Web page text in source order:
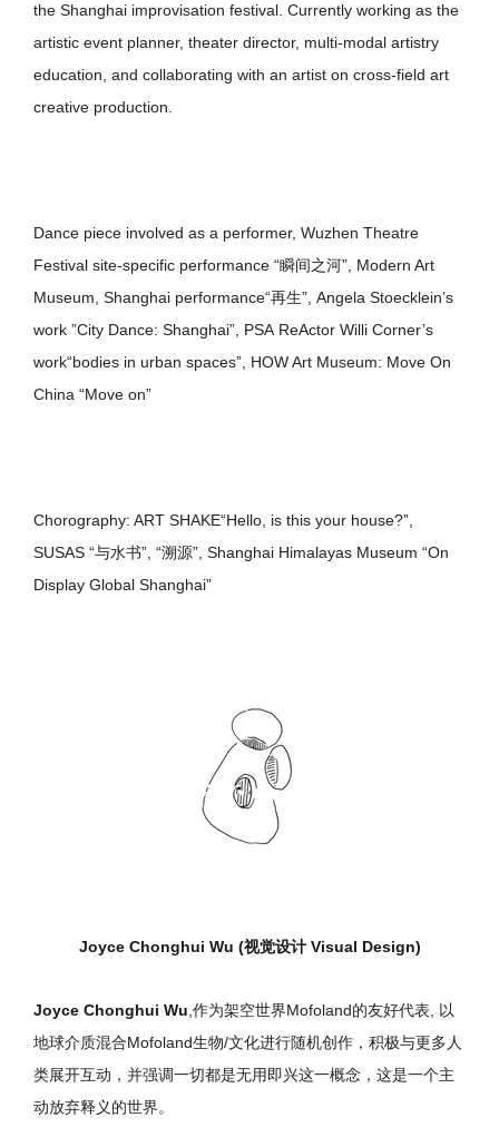
the Shanghai improvisation festival. Currently working as the
artistic event planner, theater director, multi-modal artistry
education, and collaborating with an artist on cross-field art
creative production.
Dance piece involved as a performer, Wuzhen Theatre
Festival site-specific performance “瞬间之河”, Modern Art
Museum, Shanghai performance“再生”, Angela Stoecklein’s
work ”City Dance: Shanghai”, PSA ReActor Willi Corner’s
work“bodies in urban spaces”, HOW Art Museum: Move On
China “Move on”
Chorography: ART SHAKE“Hello, is this your house?”,
SUSAS “与水书”, “溯源”, Shanghai Himalayas Museum “On
Display Global Shanghai”
Joyce Chonghui Wu (视觉设计 Visual Design)
Joyce Chonghui Wu ,作为架空世界Mofoland的友好代表, 以
地球介质混合Mofoland生物/文化进行随机创作，积极与更多人
类展开互动，并强调一切都是无用即兴这一概念，这是一个主
动放弃释义的世界。